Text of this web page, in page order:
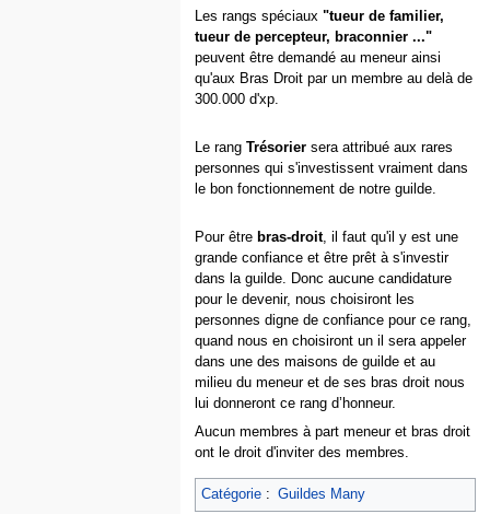
Les rangs spéciaux "tueur de familier,
tueur de percepteur, braconnier ..."
peuvent être demandé au meneur ainsi
qu'aux Bras Droit par un membre au delà de
300.000 d'xp.
Le rang Trésoriersera attribué aux rares
personnes qui s'investissent vraiment dans
le bon fonctionnement de notre guilde.
Pour être bras-droit, il faut qu'il y est une
grande confiance et être prêt à s'investir
dans la guilde. Donc aucune candidature
pour le devenir, nous choisiront les
personnes digne de confiance pour ce rang,
quand nous en choisiront un il sera appeler
dans une des maisons de guilde et au
milieu du meneur et de ses bras droit nous
lui donneront ce rang d’honneur.
Aucun membres à part meneur et bras droit
ont le droit d'inviter des membres.
Catégorie: Guildes Many